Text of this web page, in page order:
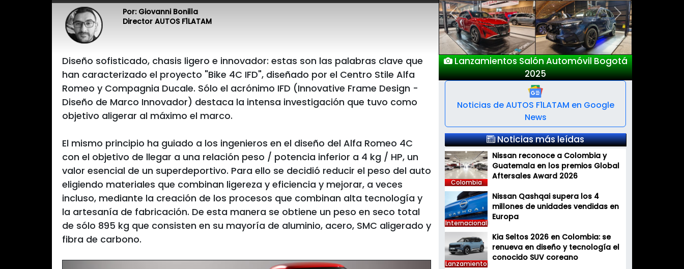
Por: Giovanni Bonilla
Director AUTOS F1LATAM
Diseño sofisticado, chasis ligero e innovador: estas son las palabras clave que
han caracterizado el proyecto "Bike 4C IFD", diseñado por el Centro Stile Alfa
Romeo y Compagnia Ducale. Sólo el acrónimo IFD (Innovative Frame Design -
Diseño de Marco Innovador) destaca la intensa investigación que tuvo como
objetivo aligerar al máximo el marco.
El mismo principio ha guiado a los ingenieros en el diseño del Alfa Romeo 4C
con el objetivo de llegar a una relación peso / potencia inferior a 4 kg / HP, un
valor esencial de un superdeportivo. Para ello se decidió reducir el peso del auto
eligiendo materiales que combinan ligereza y eficiencia y mejorar, a veces
incluso, mediante la creación de los procesos que combinan alta tecnología y
la artesanía de fabricación. De esta manera se obtiene un peso en seco total
de sólo 895 kg que consisten en su mayoría de aluminio, acero, SMC aligerado y
fibra de carbono.
Lanzamientos Salón Automóvil Bogotá
2025
Previous Next
Noticias de AUTOS F1LATAM en Google
News
Noticias más leídas
Colombia
Nissan reconoce a Colombia y
Guatemala en los premios Global
Aftersales Award 2026
Internacional
Nissan Qashqai supera los 4
millones de unidades vendidas en
Europa
Lanzamiento
Kia Seltos 2026 en Colombia: se
renueva en diseño y tecnología el
conocido SUV coreano